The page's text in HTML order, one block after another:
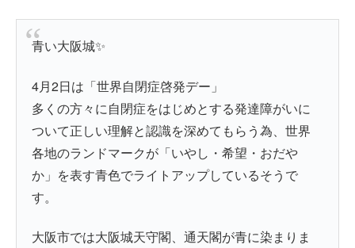
青い大阪城✨
4月2日は「世界自閉症啓発デー」
多くの方々に自閉症をはじめとする発達障がいに
ついて正しい理解と認識を深めてもらう為、世界
各地のランドマークが「いやし・希望・おだや
か」を表す青色でライトアップしているそうで
す。
大阪市では大阪城天守閣、通天閣が青に染まりま